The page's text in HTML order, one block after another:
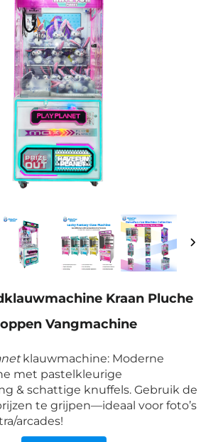
Kraan Pluche
Vangmachine
klauwmachine: Moderne
met pastelkleurige
& schattige knuffels. Gebruik de
te grijpen—ideaal voor foto’s
arcades!